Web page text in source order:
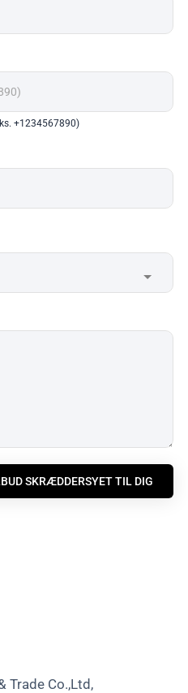
+1234567890)
SKRÆDDERSYET TIL DIG
Trade Co.,Ltd,